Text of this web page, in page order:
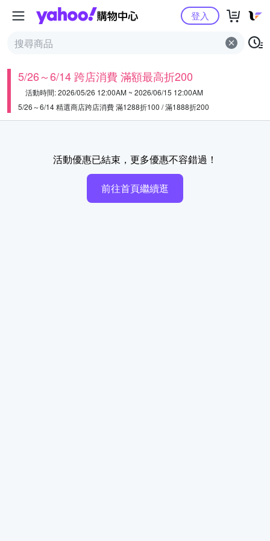
Yahoo購物中心
登入
5/26～6/14 跨店消費 滿額最高折200
活動時間: 2026/05/26 12:00AM ~ 2026/06/15 12:00AM
5/26～6/14 精選商店跨店消費 滿1288折100 / 滿1888折200
活動優惠已結束，更多優惠不容錯過！
前往首頁繼續逛